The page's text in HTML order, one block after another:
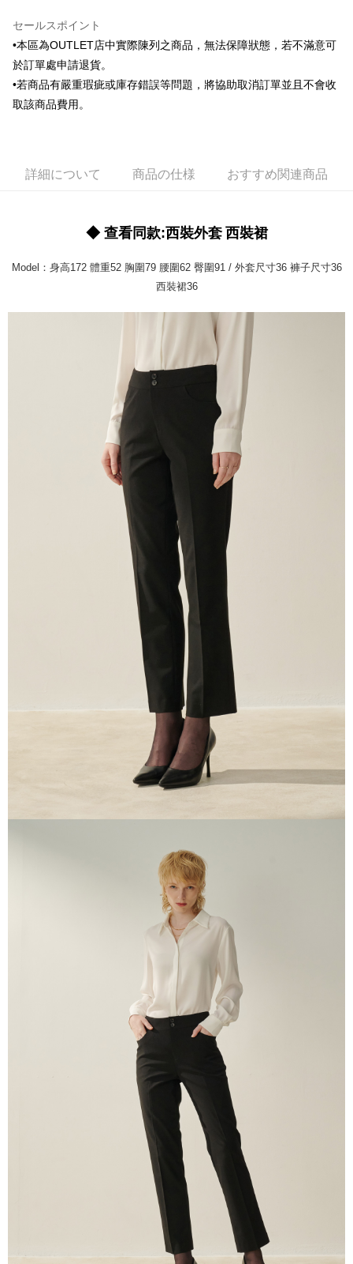
玉山商業銀行
台新國際商業銀行
中国信託商業銀行
台湾楽天クレジットカード会社
聯邦商業銀行
元大商業銀行
永豐商業銀行
台新國際商業銀行
台湾楽天クレジットカード会社
Google Pay
Plus Pay
AFTEE代金後払い
ウが表示されます。
2.SMSで認証してお支払い手続を進めてください。
4.ご注文が完了すると、携帯に支払い通知のSMSが届きます。アプリ会員
の場合は、AFTEE アプリプッシュ通知が届きます。
はアプリの通知に従って、4大コンビニ、またはATM/オンラインバンキン
代金納付期限は最短で 14 日以内ですので、ご注意ください。AFTEE アプ
リをダウンロードして AFTEE 会員になるとお支払い期限を最長 45 日以内
お支払期限は、ショップが請求した期日と、AFTEEで延長できる日数をも
とに計算されます。AFTEEで注文すると、商品を受け取るまで支払い期限
を延長できますが、商品を期限内に受け取れない場合があります（例：予
約商品や商品到着日が比較的遅い商品）。そのため、商品到着の有無に関
わらず、AFTEEで指定された期限内にお支払いください。
1.初回 AFTEEを ご利用の際に、認証結果及び当社の審査の結果に基づ
き、限度額が設定されます。
2.決済金額は最低NT$20です。
3.現在、台湾の会員のみご利用いただけます。
三、利用規約「AFTEE代金後払い」（以下当サービスという）はネットプ
ロテクションズ（以下 AFTEE という）が提供し、AFTEEが代金を徴収し
ます。当サービスご利用の際に提供しなければならない個人情報（注文者
の氏名、電話番号、受取人の氏名、電話番号、受取人住所を含むがこれに
限らない）は、AFTEEに渡され当サービスで必要な範囲内で利用されま
す。AFTEEの個人情報の収集、処理、利用について、詳細はAFTEE公式ホ
ームページの『個人情報の収集、処理及び利用に関する声明』をご参照く
https://aftee.tw/privacypolicy/
AFTEEの初回ご利用の際に、審査を通過すれば、最高額がNT$10,000にな
ります。支払い期限を過ぎた場合、その金額に基づいて年利20%の遅延滞
納金が加算されます。未成年の利用者は、事前に法定代理人または後見人
の同意を得ればAFTEEをご利用いただけます。
個人情報の処理、利用について疑問がある、または関連する法律の権利を
行使したい場合は、ネットプロテクションズcs_tw@netprotections.co.jp
にご連絡ください。上記に示した個人情報を、必要な購入注文書とあわせ
てAFTEEにご提供いただく、またはAFTEEにあなたの個人情報の収集、処
配送毎にNT$120、NT$3,000以上で送料無料
新竹物流離島宅配
配送毎にNT$350、NT$3,500以上で送料無料
セールスポイント
•本區為OUTLET店中實際陳列之商品，無法保障狀態，若不滿意可
於訂單處申請退貨。
•若商品有嚴重瑕疵或庫存錯誤等問題，將協助取消訂單並且不會收
取該商品費用。
詳細について 商品の仕様 おすすめ関連商品
◆ 查看同款:西裝外套 西裝裙
Model：身高172 體重52 胸圍79 腰圍62 臀圍91 / 外套尺寸36 褲子尺寸36
西裝裙36